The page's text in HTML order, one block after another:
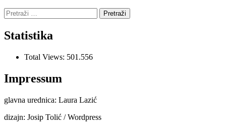
Pretraži:
Statistika
Total Views: 501.556
Impressum
glavna urednica: Laura Lazić
dizajn: Josip Tolić / Wordpress